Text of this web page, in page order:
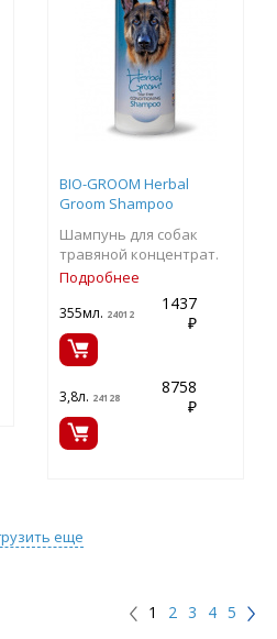
BIO-GROOM Herbal
Groom Shampoo
Шампунь для собак
травяной концентрат.
Подробнее
355мл. 24012
1437
₽
3,8л. 24128
8758
₽
еще
1 2 3 4 5